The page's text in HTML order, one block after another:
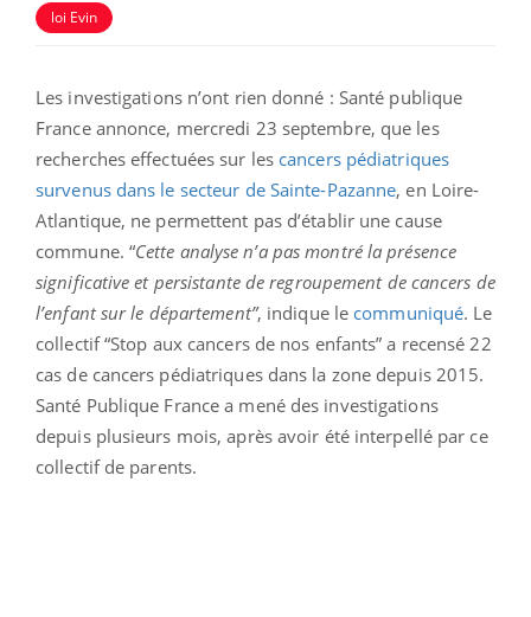
loi Evin
Les investigations n’ont rien donné : Santé publique
France annonce, mercredi 23 septembre, que les
recherches effectuées sur les cancers pédiatriques
survenus dans le secteur de Sainte-Pazanne, en Loire-
Atlantique, ne permettent pas d’établir une cause
commune. “Cette analyse n’a pas montré la présence
significative et persistante de regroupement de cancers de
l’enfant sur le département”, indique le communiqué. Le
collectif “Stop aux cancers de nos enfants” a recensé 22
cas de cancers pédiatriques dans la zone depuis 2015.
Santé Publique France a mené des investigations
depuis plusieurs mois, après avoir été interpellé par ce
collectif de parents.